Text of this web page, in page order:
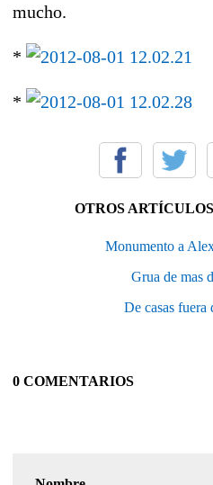
mucho.
*
*
OTROS
Monumento a
Grua de mas
De casas fuera
0 COMENTARIOS